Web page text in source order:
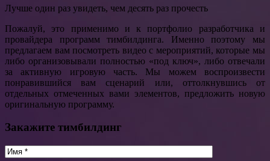
Лучше один раз увидеть, чем десять раз прочесть
Пожалуй, это применимо и к портфолио разработчика и
провайдера программ тимбилдинга. Именно поэтому мы
предлагаем вам посмотреть видео с мероприятий, которые мы
либо организовывали полностью «под ключ», либо отвечали
за активную игровую часть. Мы можем воспроизвести
понравившийся вам сценарий или, оттолкнувшись от
отдельных отмеченных вами элементов, предложить новую
оригинальную программу.
Закажите тимбилдинг